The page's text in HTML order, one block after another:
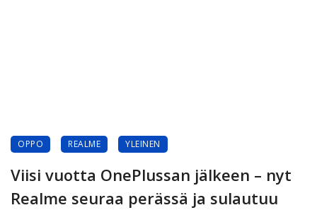
OPPO REALME YLEINEN
Viisi vuotta OnePlussan jälkeen – nyt
Realme seuraa perässä ja sulautuu